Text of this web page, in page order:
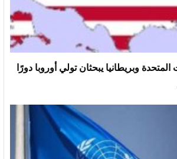
المتحدة وبريطانيا يبحثان تولي أوروبا دورًا